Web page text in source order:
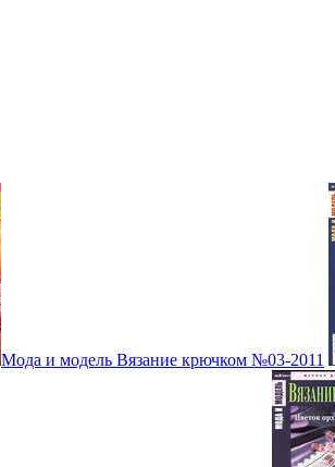
Мода и модель Вязание крючком №03-2011